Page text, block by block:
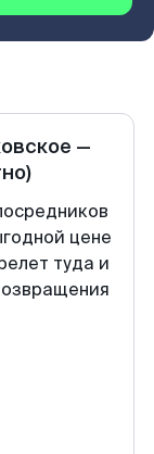
—
цене
туда и